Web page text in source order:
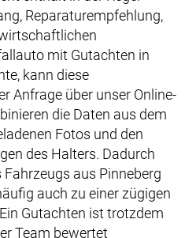
Reparaturempfehlung,
mit Gutachten in
kann diese
Anfrage über unser Online-
die Daten aus dem
Fotos und den
des Halters. Dadurch
aus Pinneberg
auch zu einer zügigen
Gutachten ist trotzdem
Team bewertet